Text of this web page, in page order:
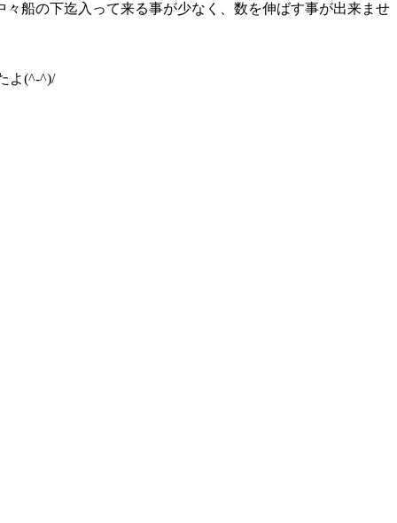
船の下迄入って来る事が少なく、数を伸ばす事が出来ませ
よ(^-^)/